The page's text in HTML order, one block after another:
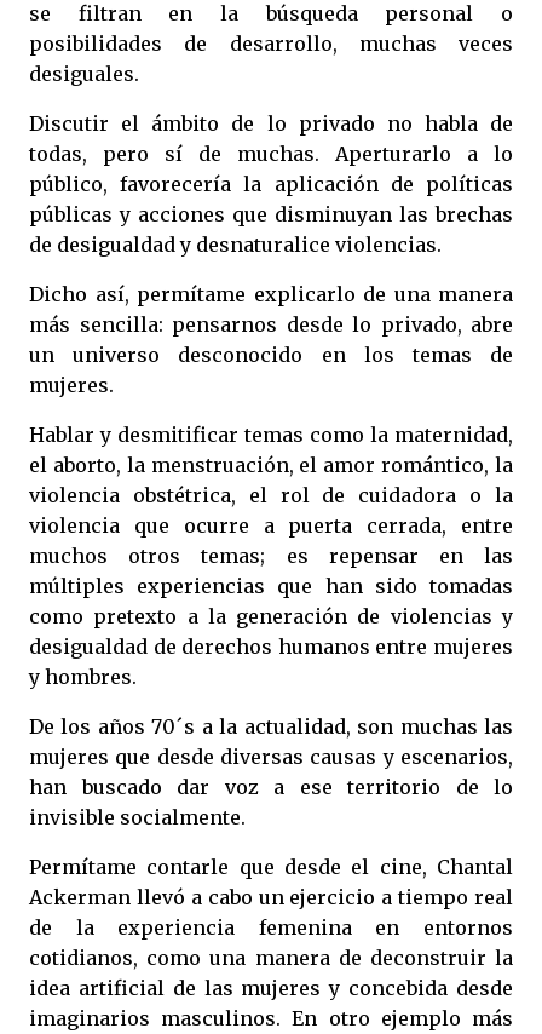
se filtran en la búsqueda personal o
posibilidades de desarrollo, muchas veces
desiguales.
Discutir el ámbito de lo privado no habla de
todas, pero sí de muchas. Aperturarlo a lo
público, favorecería la aplicación de políticas
públicas y acciones que disminuyan las brechas
de desigualdad y desnaturalice violencias.
Dicho así, permítame explicarlo de una manera
más sencilla: pensarnos desde lo privado, abre
un universo desconocido en los temas de
mujeres.
Hablar y desmitificar temas como la maternidad,
el aborto, la menstruación, el amor romántico, la
violencia obstétrica, el rol de cuidadora o la
violencia que ocurre a puerta cerrada, entre
muchos otros temas; es repensar en las
múltiples experiencias que han sido tomadas
como pretexto a la generación de violencias y
desigualdad de derechos humanos entre mujeres
y hombres.
De los años 70´s a la actualidad, son muchas las
mujeres que desde diversas causas y escenarios,
han buscado dar voz a ese territorio de lo
invisible socialmente.
Permítame contarle que desde el cine, Chantal
Ackerman llevó a cabo un ejercicio a tiempo real
de la experiencia femenina en entornos
cotidianos, como una manera de deconstruir la
idea artificial de las mujeres y concebida desde
imaginarios masculinos. En otro ejemplo más